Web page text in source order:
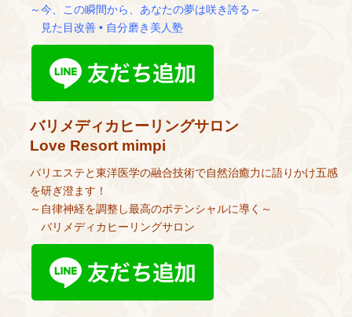
～今、この瞬間から、あなたの夢は咲き誇る～
見た目改善 • 自分磨き美人塾
バリメディカヒーリングサロン
Love Resort mimpi
バリエステと東洋医学の融合技術で自然治癒力に語りかけ五感
を研ぎ澄ます！
～自律神経を調整し最高のポテンシャルに導く～
バリメディカヒーリングサロン